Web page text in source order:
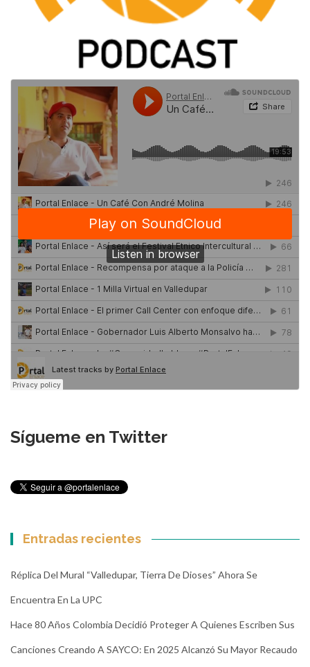
Sígueme en Twitter
Entradas recientes
Réplica Del Mural “Valledupar, Tierra De Dioses” Ahora Se
Encuentra En La UPC
Hace 80 Años Colombia Decidió Proteger A Quienes Escriben Sus
Canciones Creando A SAYCO: En 2025 Alcanzó Su Mayor Recaudo